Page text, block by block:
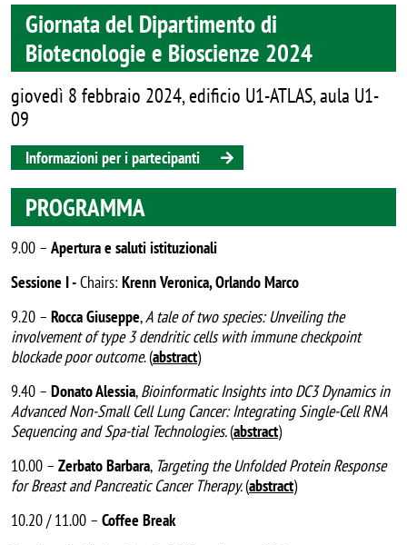
Giornata del Dipartimento di
Biotecnologie e Bioscienze 2024
giovedì 8 febbraio 2024, edificio U1-ATLAS, aula U1-
09
Informazioni per i partecipanti
PROGRAMMA
9.00 – Apertura e saluti istituzionali
Sessione I -Chairs: Krenn Veronica, Orlando Marco
9.20 – Rocca Giuseppe,A tale of two species: Unveiling the
involvement of type 3 dendritic cells with immune checkpoint
blockade poor outcome. (abstract)
9.40 – Donato Alessia,Bioinformatic Insights into DC3 Dynamics in
Advanced Non-Small Cell Lung Cancer: Integrating Single-Cell RNA
Sequencing and Spa-tial Technologies.(abstract)
10.00 – Zerbato Barbara, Targeting the Unfolded Protein Response
for Breast and Pancreatic Cancer Therapy.(abstract)
10.20 / 11.00 – Coffee Break